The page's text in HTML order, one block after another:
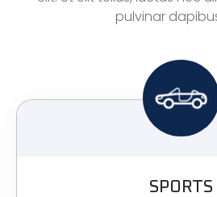
pulvinar
SPORTS